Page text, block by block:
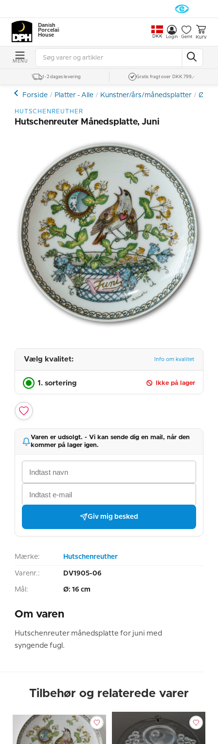
Danish
Porcelain
House
DKK Login Gemt Kurv
MENU
1-2 dages levering Gratis fragt over DKK 799,-
Forside Platter - Alle Kunstner/års/månedsplatter
HUTSCHENREUTHER
Hutschenreuter Månedsplatte, Juni
Vælg kvalitet: Info om kvalitet
1. sortering Ikke på lager
Varen er udsolgt. - Vi kan sende dig en mail, når den
kommer på lager igen.
Giv mig besked
Mærke: Hutschenreuther
Varenr.: DV1905-06
Mål: Ø: 16 cm
Om varen
Hutschenreuter månedsplatte for juni med
syngende fugl.
Tilbehør og relaterede varer